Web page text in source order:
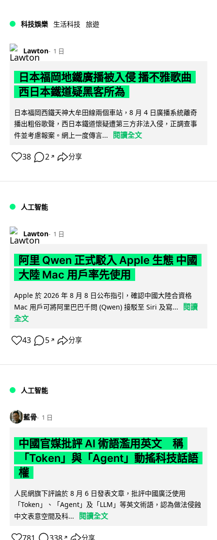
科技娛樂 生活科技 旅遊
Lawton 1 日
日本福岡地鐵廣播被入侵 播不雅歌曲
西日本鐵道疑黑客所為
日本福岡西鐵天神大牟田線兩個車站，8 月 4 日廣播系統離奇
播出粗俗歌聲，西日本鐵道懷疑遭第三方非法入侵，正調查事
件並考慮報案。網上一度傳言...
閱讀全文
38 2 ↗ 分享
人工智能
Lawton 1 日
阿里 Qwen 正式駁入 Apple 生態 中國
大陸 Mac 用戶率先使用
Apple 於 2026 年 8 月 8 日公布指引，確認中國大陸合資格
Mac 用戶可將阿里巴巴千問 (Qwen) 接駁至 Siri 及寫...
閱讀
全文
43 5 ↗ 分享
人工智能
藍骨 1 日
中國官媒批評 AI 術語濫用英文 稱
「Token」與「Agent」動搖科技話語
權
人民網旗下評論於 8 月 6 日發表文章，批評中國廣泛使用
「Token」、「Agent」及「LLM」等英文術語，認為做法侵蝕
中文表意空間及科...
閱讀全文
↗ 分享